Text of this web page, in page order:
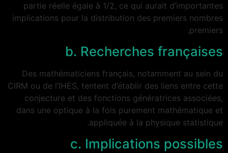
partie réelle égale à 1/2, ce qui aurait d’importantes
implications pour la distribution des premiers nombres
premiers.
b. Recherches françaises
Des mathématiciens français, notamment au sein du
CIRM ou de l’IHES, tentent d’établir des liens entre cette
conjecture et des fonctions génératrices associées,
dans une optique à la fois purement mathématique et
appliquée à la physique statistique.
c. Implications possibles